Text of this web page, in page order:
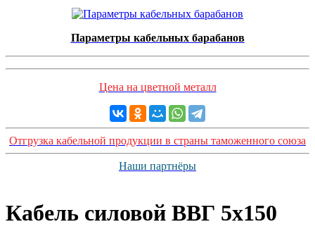
Параметры кабельных барабанов
Цена на цветной металл
Отгрузка кабельной продукции в страны таможенного союза
Наши партнёры
Кабель силовой ВВГ 5х150